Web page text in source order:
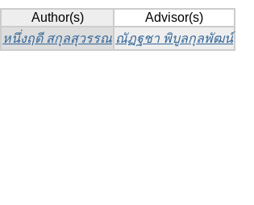
Author(s)
Advisor(s)
หนึ่งฤดี สกุลสุวรรณ ณัฏฐชา พิบูลกุลพัฒน์